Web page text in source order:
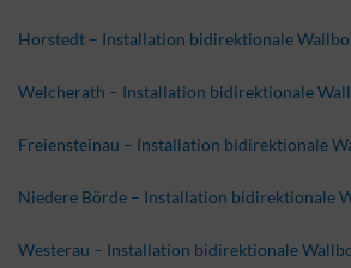
Horstedt – Installation bidirektionale
Welcherath – Installation bidirektionale
Freiensteinau – Installation bidirektionale
Niedere Börde – Installation bidirektionale
Westerau – Installation bidirektionale